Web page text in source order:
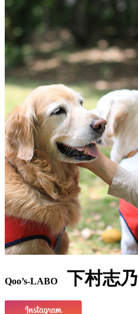
Qoo’s-LABO 下村志乃